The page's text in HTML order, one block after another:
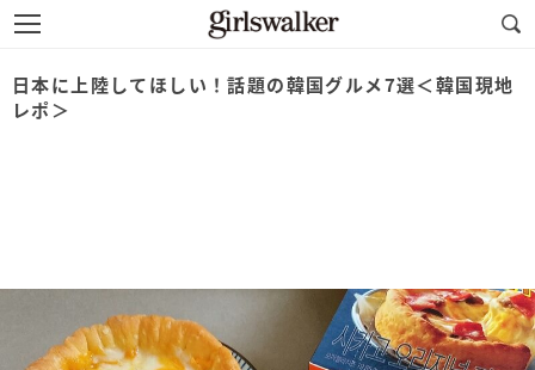
日本に上陸してほしい！話題の韓国グルメ7選＜韓国現地
レポ＞